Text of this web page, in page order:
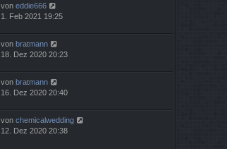
von eddie666
1. Feb 2021 19:25
von bratmann
18. Dez 2020 20:23
von bratmann
16. Dez 2020 20:40
von chemicalwedding
12. Dez 2020 20:38